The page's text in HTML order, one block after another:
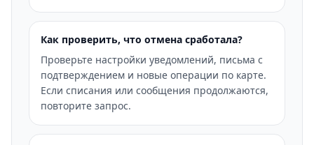
Как проверить, что отмена сработала?
Проверьте настройки уведомлений, письма с
подтверждением и новые операции по карте.
Если списания или сообщения продолжаются,
повторите запрос.